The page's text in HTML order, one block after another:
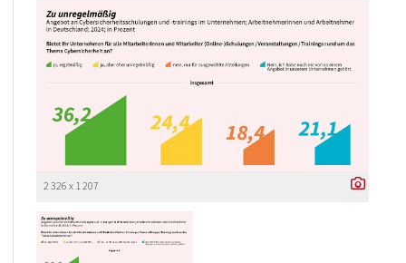
2 326 x 1 207